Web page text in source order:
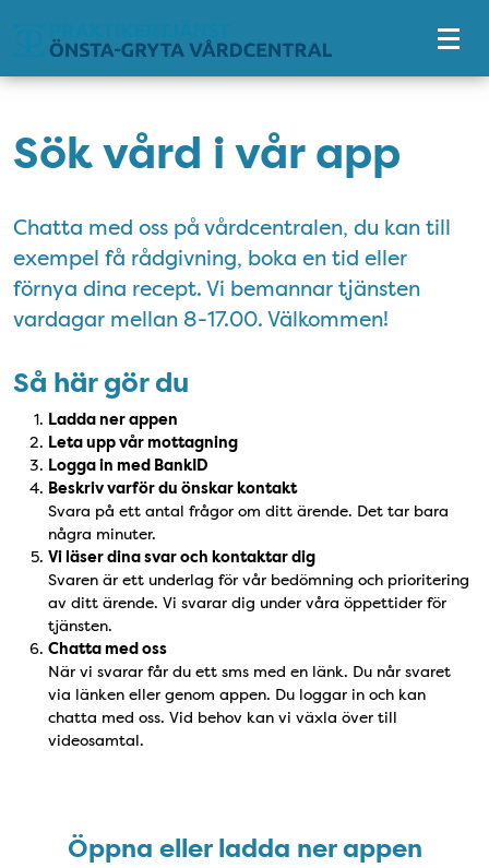
Sök vård i vår app
Chatta med oss på vårdcentralen, du kan till
exempel få rådgivning, boka en tid eller
förnya dina recept. Vi bemannar tjänsten
vardagar mellan 8-17.00. Välkommen!
Så här gör du
Ladda ner appen
Leta upp vår mottagning
Logga in med BankID
Beskriv varför du önskar kontakt
Svara på ett antal frågor om ditt ärende. Det tar bara
några minuter.
Vi läser dina svar och kontaktar dig
Svaren är ett underlag för vår bedömning och prioritering
av ditt ärende. Vi svarar dig under våra öppettider för
tjänsten.
Chatta med oss
När vi svarar får du ett sms med en länk. Du når svaret
via länken eller genom appen. Du loggar in och kan
chatta med oss. Vid behov kan vi växla över till
videosamtal.
Ladda ner appen
Öppna eller ladda ner appen